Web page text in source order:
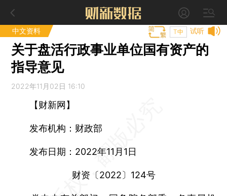
中文资料 试听
T中
关于盘活行政事业单位国有资产的
指导意见
2022年11月02日 16:10
【财新网】
发布机构：财政部
发布日期：2022年11月1日
财资〔2022〕124号